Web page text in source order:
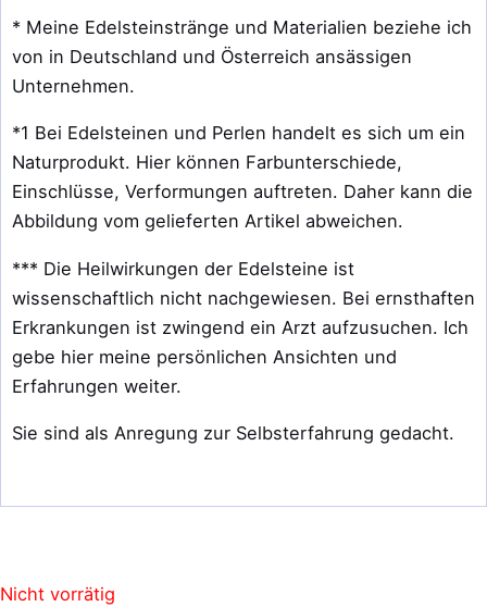
* Meine Edelsteinstränge und Materialien beziehe ich
von in Deutschland und Österreich ansässigen
Unternehmen.
*1 Bei Edelsteinen und Perlen handelt es sich um ein
Naturprodukt. Hier können Farbunterschiede,
Einschlüsse, Verformungen auftreten. Daher kann die
Abbildung vom gelieferten Artikel abweichen.
*** Die Heilwirkungen der Edelsteine ist
wissenschaftlich nicht nachgewiesen. Bei ernsthaften
Erkrankungen ist zwingend ein Arzt aufzusuchen. Ich
gebe hier meine persönlichen Ansichten und
Erfahrungen weiter.
Sie sind als Anregung zur Selbsterfahrung gedacht.
Nicht vorrätig